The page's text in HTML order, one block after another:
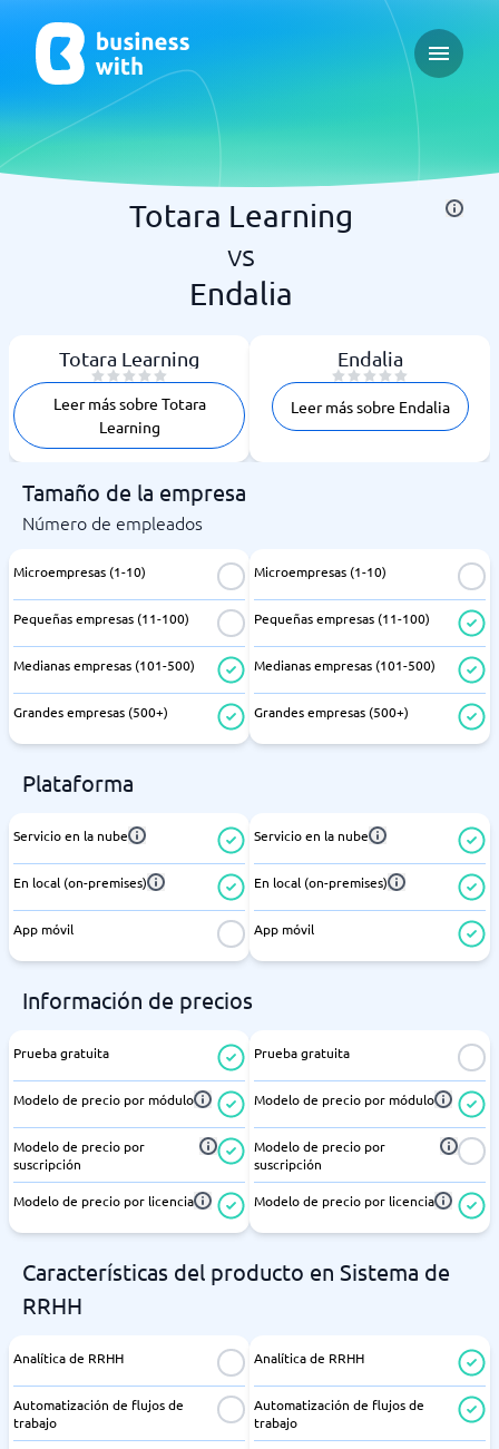
Open
Totara Learning
vs
Endalia
Totara Learning
Leer más sobre Totara
Learning
Endalia
Leer más sobre Endalia
Tamaño de la empresa
Número de empleados
Microempresas (1-10)
Pequeñas empresas (11-100)
Medianas empresas (101-500)
Grandes empresas (500+)
Microempresas (1-10)
Pequeñas empresas (11-100)
Medianas empresas (101-500)
Grandes empresas (500+)
Plataforma
Servicio en la nube
En local (on-premises)
App móvil
Servicio en la nube
En local (on-premises)
App móvil
Información de precios
Prueba gratuita
Modelo de precio por módulo
Modelo de precio por
suscripción
Modelo de precio por licencia
Prueba gratuita
Modelo de precio por módulo
Modelo de precio por
suscripción
Modelo de precio por licencia
Características del producto en Sistema de
RRHH
Analítica de RRHH
Automatización de flujos de
trabajo
Analítica de RRHH
Automatización de flujos de
trabajo